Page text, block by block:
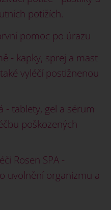
potižích.
pomoc po úrazu
- kapky, sprej a mast
vyléčí postižnenou
- tablety, gel a sérum
poškozených
Rosen SPA -
uvolnění organizmu a